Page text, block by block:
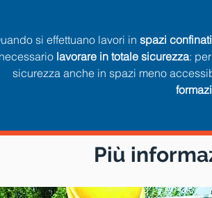
si effettuano lavori in spazi confinati
necessario lavorare in totale sicurezza:
sicurezza anche in spazi meno
Più